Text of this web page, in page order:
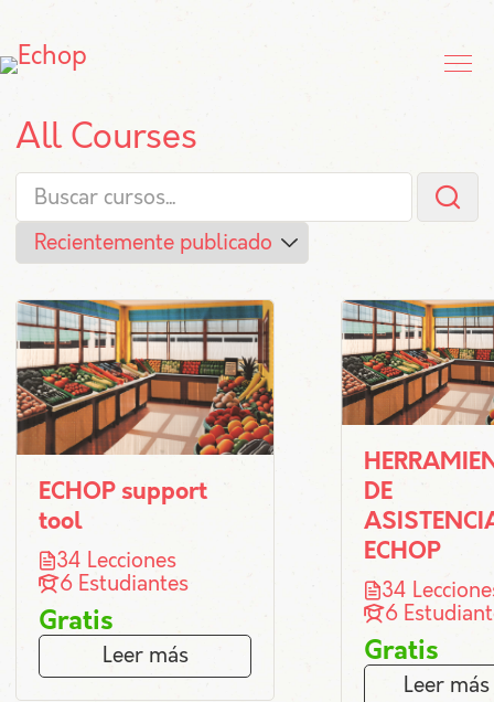
All Courses
ECHOP support
tool
34 Lecciones
6 Estudiantes
Gratis
Leer más
DE
ECHOP
34
6
Gratis
Leer más